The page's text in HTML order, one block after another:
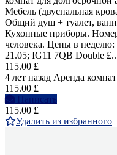
Мебель (двуспальная
Общий душ + туалет,
Кухонные приборы.
человека. Цены в
21.05; IG11 7QB Double
115.00 £
4 лет назад Аренда комнат
115.00 £
Написать
115.00 £
Удалить из избранного